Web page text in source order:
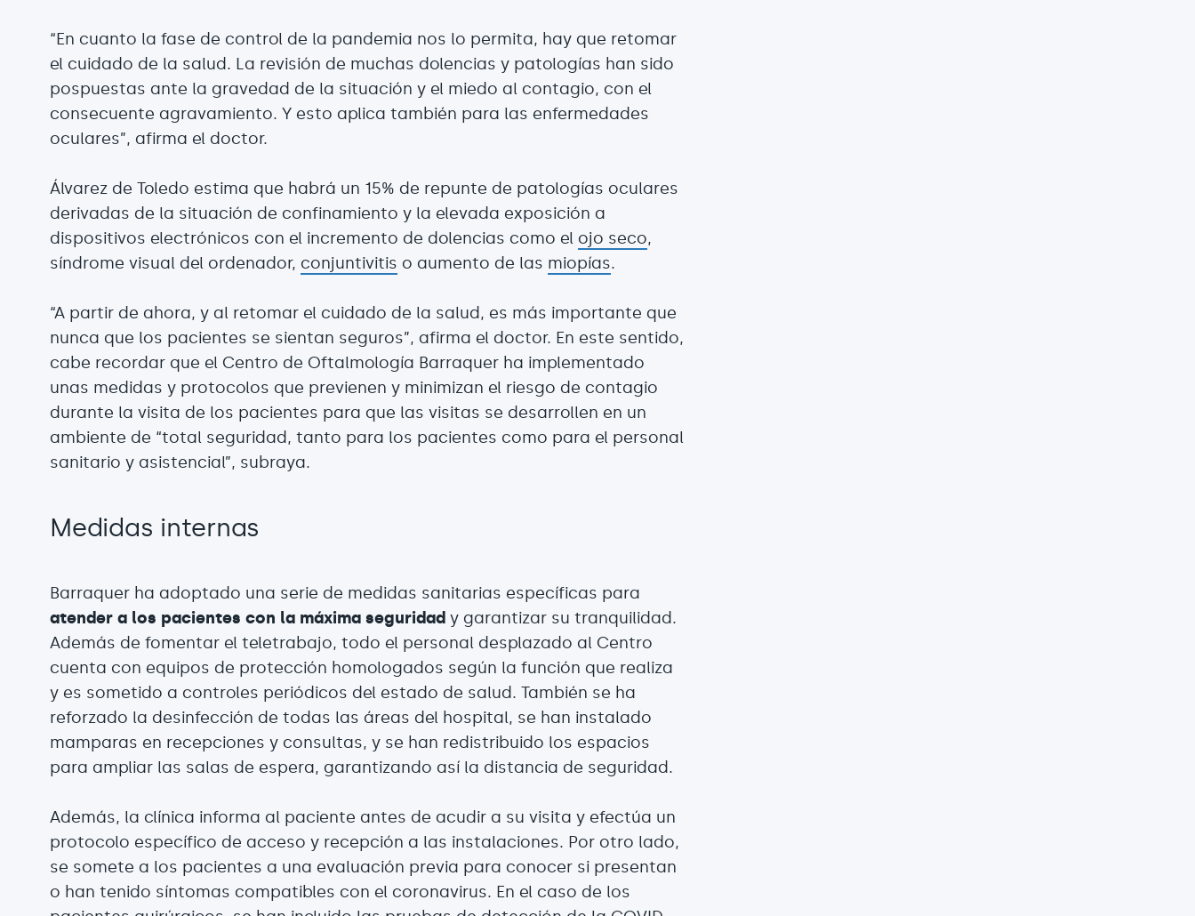
“En cuanto la fase de control de la pandemia nos lo permita, hay que retomar
el cuidado de la salud. La revisión de muchas dolencias y patologías han sido
pospuestas ante la gravedad de la situación y el miedo al contagio, con el
consecuente agravamiento. Y esto aplica también para las enfermedades
oculares”, afirma el doctor.
Álvarez de Toledo estima que habrá un 15% de repunte de patologías oculares
derivadas de la situación de confinamiento y la elevada exposición a
dispositivos electrónicos con el incremento de dolencias como el ojo seco,
síndrome visual del ordenador, conjuntivitis o aumento de las miopías.
“A partir de ahora, y al retomar el cuidado de la salud, es más importante que
nunca que los pacientes se sientan seguros”, afirma el doctor. En este sentido,
cabe recordar que el Centro de Oftalmología Barraquer ha implementado
unas medidas y protocolos que previenen y minimizan el riesgo de contagio
durante la visita de los pacientes para que las visitas se desarrollen en un
ambiente de “total seguridad, tanto para los pacientes como para el personal
sanitario y asistencial”, subraya.
Medidas internas
Barraquer ha adoptado una serie de medidas sanitarias específicas para
atender a los pacientes con la máxima seguridad y garantizar su tranquilidad.
Además de fomentar el teletrabajo, todo el personal desplazado al Centro
cuenta con equipos de protección homologados según la función que realiza
y es sometido a controles periódicos del estado de salud. También se ha
reforzado la desinfección de todas las áreas del hospital, se han instalado
mamparas en recepciones y consultas, y se han redistribuido los espacios
para ampliar las salas de espera, garantizando así la distancia de seguridad.
Además, la clínica informa al paciente antes de acudir a su visita y efectúa un
protocolo específico de acceso y recepción a las instalaciones. Por otro lado,
se somete a los pacientes a una evaluación previa para conocer si presentan
o han tenido síntomas compatibles con el coronavirus. En el caso de los